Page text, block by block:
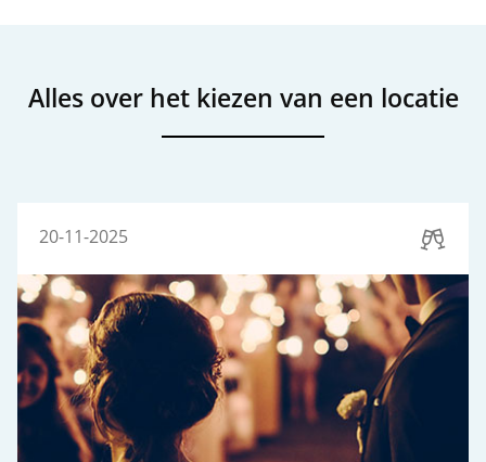
Alles over het kiezen van een locatie
20-11-2025